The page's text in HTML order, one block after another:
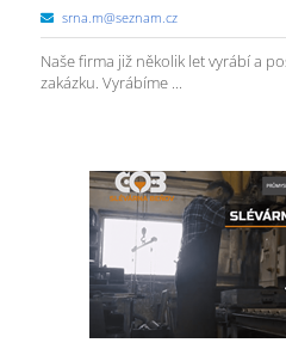
srna.m@seznam.cz
Naše firma již několik let vyrábí a
zakázku. Vyrábíme ...